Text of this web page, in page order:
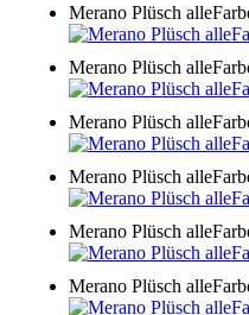
Merano Plüsch
Merano Plüsch
Merano Plüsch
Merano Plüsch
Merano Plüsch
Merano Plüsch